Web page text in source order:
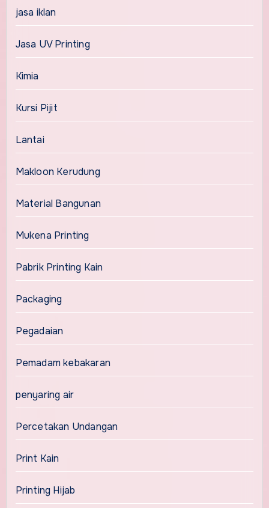
jasa iklan
Jasa UV Printing
Kimia
Kursi Pijit
Lantai
Makloon Kerudung
Material Bangunan
Mukena Printing
Pabrik Printing Kain
Packaging
Pegadaian
Pemadam kebakaran
penyaring air
Percetakan Undangan
Print Kain
Printing Hijab